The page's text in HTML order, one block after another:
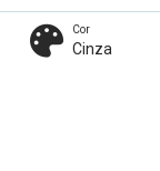
Cor
Cinza